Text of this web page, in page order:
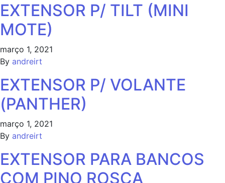
EXTENSOR P/ TILT (MINI
MOTE)
março 1, 2021
By andreirt
EXTENSOR P/ VOLANTE
(PANTHER)
março 1, 2021
By andreirt
EXTENSOR PARA BANCOS
COM PINO ROSCA